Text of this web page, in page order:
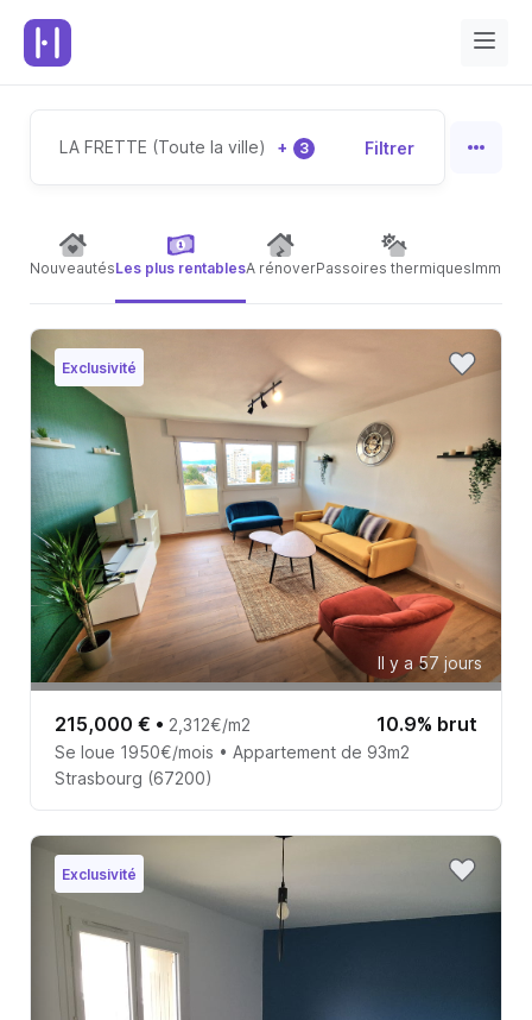
LA FRETTE (Toute la ville) + 3 Filtrer
NouveautésLes plus rentablesA rénoverPassoires thermiques
Exclusivité
Il y a 57 jours
215,000 € • 2,312€/m2 10.9% brut
Se loue 1950€/mois • Appartement de 93m2
Strasbourg (67200)
Exclusivité